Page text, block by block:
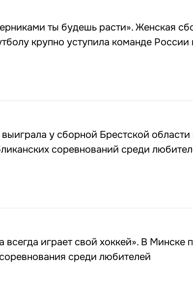
ты будешь расти». Женская
крупно уступила команде России
у сборной Брестской области
соревнований среди
играет свой хоккей». В Минске
среди любителей